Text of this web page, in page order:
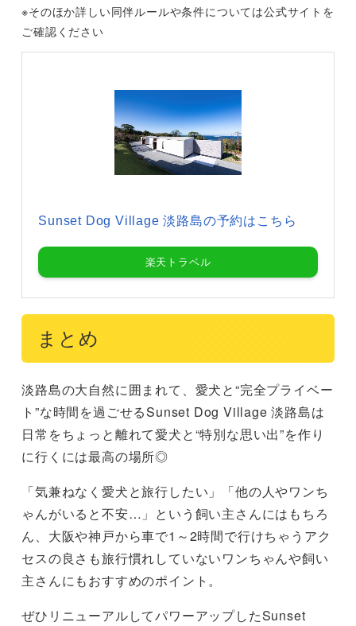
※そのほか詳しい同伴ルールや条件については公式サイトを
ご確認ください
Sunset Dog Village 淡路島の予約はこちら
楽天トラベル
まとめ
淡路島の大自然に囲まれて、愛犬と“完全プライベー
ト”な時間を過ごせるSunset Dog Village 淡路島は
日常をちょっと離れて愛犬と“特別な思い出”を作り
に行くには最高の場所◎
「気兼ねなく愛犬と旅行したい」「他の人やワンち
ゃんがいると不安…」という飼い主さんにはもちろ
ん、大阪や神戸から車で1～2時間で行けちゃうアク
セスの良さも旅行慣れしていないワンちゃんや飼い
主さんにもおすすめのポイント。
ぜひリニューアルしてパワーアップしたSunset